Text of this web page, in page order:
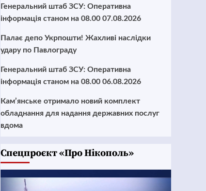
Генеральний штаб ЗСУ: Оперативна
інформація станом на 08.00 07.08.2026
Палає депо Укрпошти! Жахливі наслідки
удару по Павлограду
Генеральний штаб ЗСУ: Оперативна
інформація станом на 08.00 06.08.2026
Кам’янське отримало новий комплект
обладнання для надання державних послуг
вдома
Cпецпроєкт «Про Нікополь»